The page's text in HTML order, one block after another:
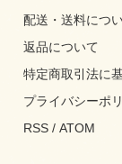
配送・送料につ
返品について
特定商取引法に
プライバシーポ
RSS / ATOM